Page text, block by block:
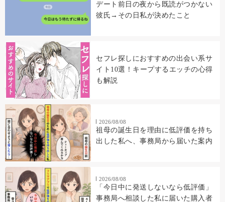
デート前日の夜から既読がつかない
彼氏→その日私が決めたこと
セフレ探しにおすすめの出会い系サ
イト10選！キープするエッチの心得
も解説
2026/08/08
祖母の誕生日を理由に低評価を持ち
出した私へ、事務局から届いた案内
2026/08/08
「今日中に発送しないなら低評価」
事務局へ相談した私に届いた購入者